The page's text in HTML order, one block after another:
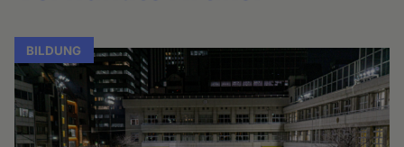
BILDUNG